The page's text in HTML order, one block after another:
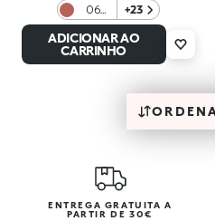
06
Warm
Rose
+23
ADICIONAR AO
CARRINHO
ENTREGA GRATUITA A
PARTIR DE 30€